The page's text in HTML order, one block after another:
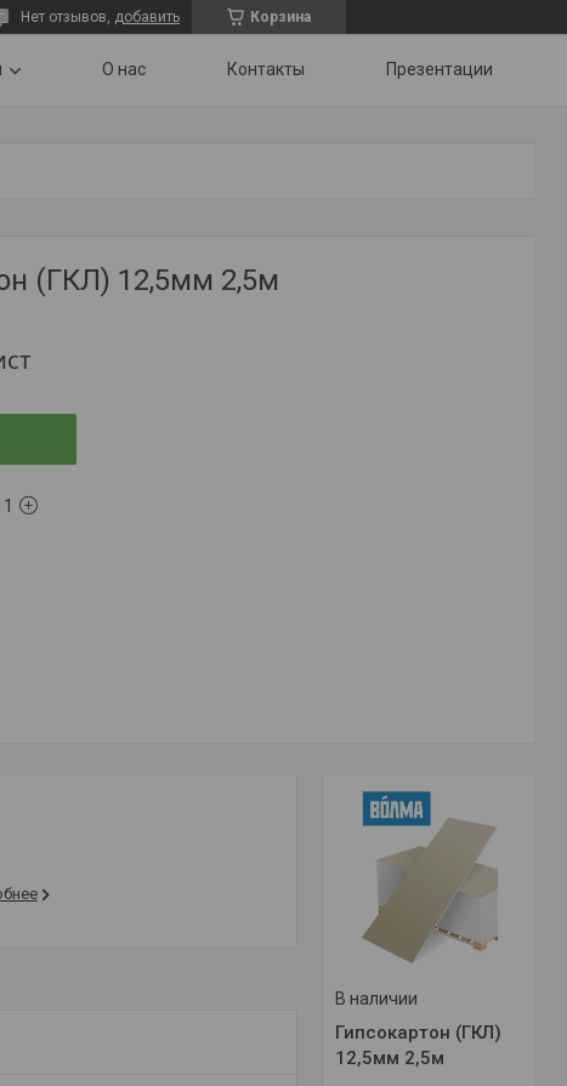
Корзина
Нет отзывов, добавить
О нас Контакты Презентации
(ГКЛ) 12,5мм 2,5м
В наличии
Гипсокартон (ГКЛ)
12,5мм 2,5м